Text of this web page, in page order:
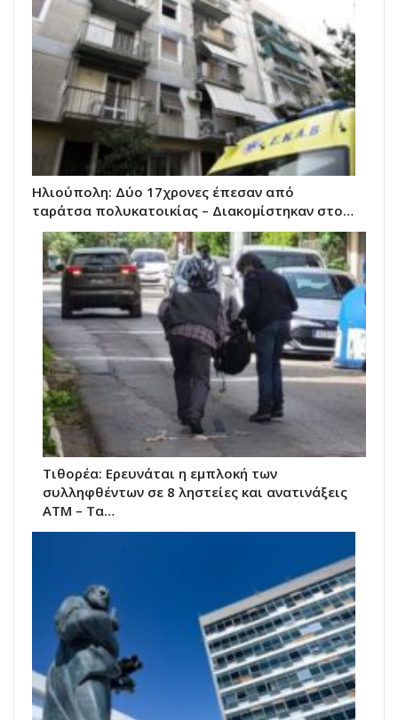
Ηλιούπολη: Δύο 17χρονες έπεσαν από
ταράτσα πολυκατοικίας – Διακομίστηκαν στο…
Τιθορέα: Ερευνάται η εμπλοκή των
συλληφθέντων σε 8 ληστείες και ανατινάξεις
ΑΤΜ – Τα…